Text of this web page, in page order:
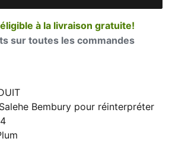
à la livraison gratuite!
sur toutes les commandes
Bembury pour réinterpréter
son regard unique :
soignés et point de vue